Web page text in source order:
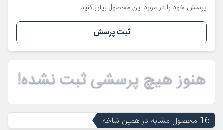
پرسش خود را در مورد این محصول بیان کنید
ثبت پرسش
هنوز هیچ پرسشی ثبت نشده!
16 محصول مشابه در همین شاخه